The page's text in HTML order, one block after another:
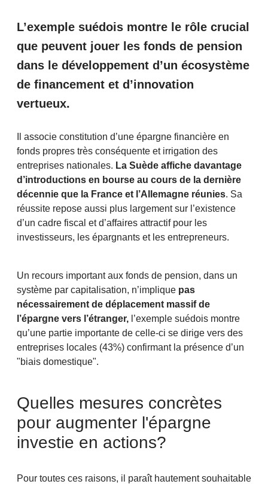
L’exemple suédois montre le rôle crucial
que peuvent jouer les fonds de pension
dans le développement d’un écosystème
de financement et d’innovation
vertueux.
Il associe constitution d’une épargne financière en
fonds propres très conséquente et irrigation des
entreprises nationales. La Suède affiche davantage
d’introductions en bourse au cours de la dernière
décennie que la France et l’Allemagne réunies. Sa
réussite repose aussi plus largement sur l’existence
d’un cadre fiscal et d’affaires attractif pour les
investisseurs, les épargnants et les entrepreneurs.
Un recours important aux fonds de pension, dans un
système par capitalisation, n’implique pas
nécessairement de déplacement massif de
l’épargne vers l’étranger, l’exemple suédois montre
qu’une partie importante de celle-ci se dirige vers des
entreprises locales (43%) confirmant la présence d’un
"biais domestique".
Quelles mesures concrètes
pour augmenter l'épargne
investie en actions?
Pour toutes ces raisons, il paraît hautement souhaitable